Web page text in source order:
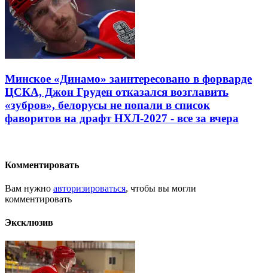
Минское «Динамо» заинтересовано в форварде
ЦСКА, Джон Груден отказался возглавить
«зубров», белорусы не попали в список
фаворитов на драфт НХЛ-2027 - все за вчера
Комментировать
Вам нужно авторизироваться, чтобы вы могли
комментировать
Эксклюзив